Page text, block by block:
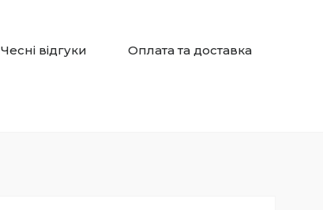
Чесні відгуки Оплата та доставка